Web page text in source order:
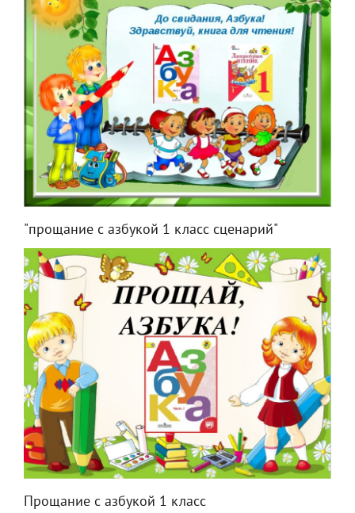
"прощание с азбукой 1 класс сценарий"
Прощание с азбукой 1 класс